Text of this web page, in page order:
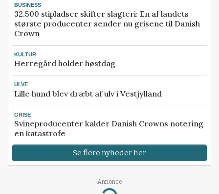
BUSINESS
32.500 stipladser skifter slagteri: En af landets
største producenter sender nu grisene til Danish
Crown
KULTUR
Herregård holder høstdag
ULVE
Lille hund blev dræbt af ulv i Vestjylland
GRISE
Svineproducenter kalder Danish Crowns notering
en katastrofe
Se flere nyheder her
Annonce